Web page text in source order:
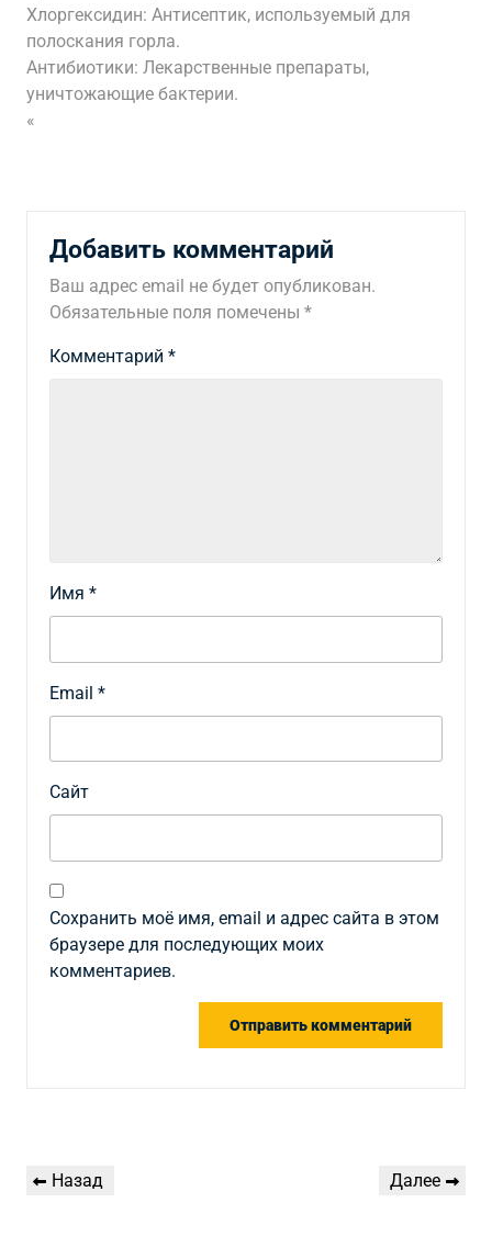
Хлоргексидин: Антисептик, используемый для
полоскания горла.
Антибиотики: Лекарственные препараты,
уничтожающие бактерии.
«
Добавить комментарий
Ваш адрес email не будет опубликован.
Обязательные поля помечены *
Комментарий *
Имя *
Email *
Сайт
Сохранить моё имя, email и адрес сайта в этом
браузере для последующих моих
комментариев.
по
Предыдущая
Назад
Следующая
Далее